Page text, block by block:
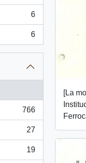
6
6
766
27
19
[La